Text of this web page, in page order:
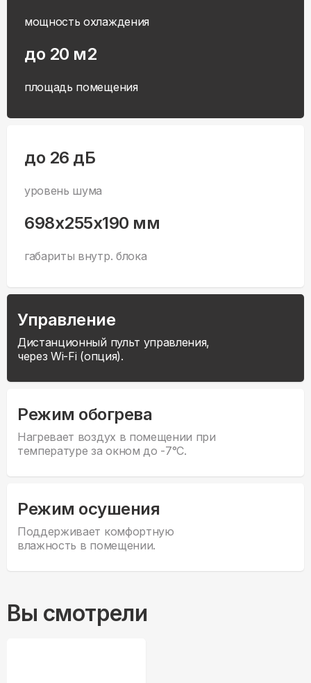
мощность охлаждения
до 20 м2
площадь помещения
до 26 дБ
уровень шума
698x255x190 мм
габариты внутр. блока
Управление
Дистанционный пульт управления,
через Wi-Fi (опция).
Режим обогрева
Нагревает воздух в помещении при
температуре за окном до -7°С.
Режим осушения
Поддерживает комфортную
влажность в помещении.
Вы смотрели